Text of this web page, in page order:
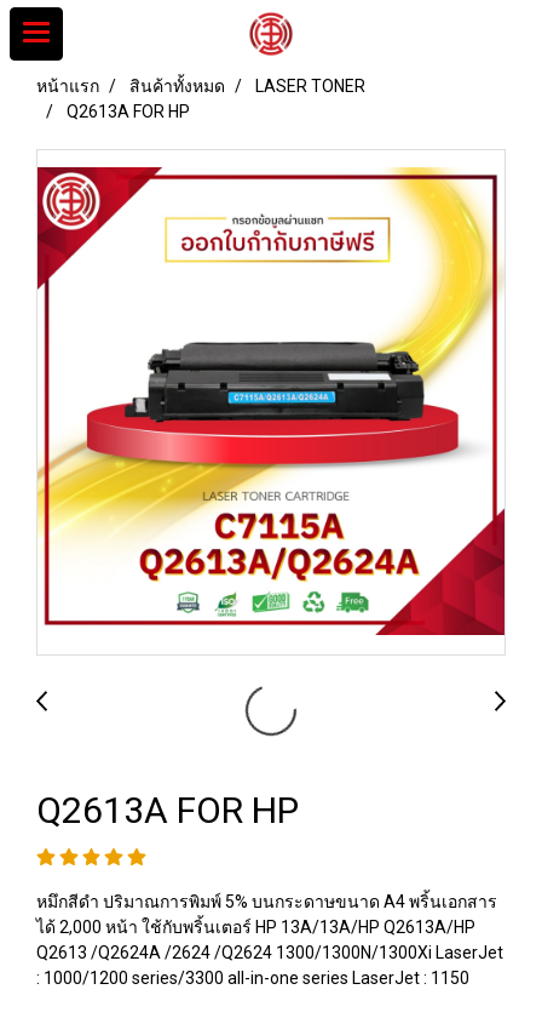
หน้าแรก สินค้าทั้งหมด
LASER TONER
Q2613A FOR HP
Q2613A FOR HP
หมึกสีดำ ปริมาณการพิมพ์ 5% บนกระดาษขนาด A4 พริ้นเอกสาร
ได้ 2,000 หน้า ใช้กับพริ้นเตอร์ HP 13A/13A/HP Q2613A/HP
Q2613 /Q2624A /2624 /Q2624 1300/1300N/1300Xi LaserJet
: 1000/1200 series/3300 all-in-one series LaserJet : 1150